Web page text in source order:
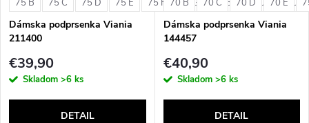
75 B 75 C 75 D 75 E 75 F 75 G 80 B 80 C 80 D
Dámska podprsenka Viania
211400
€39,90
Skladom >6 ks
DETAIL
70 B 70 C 70 D 70 E
Dámska podprsenka Viania
144457
€40,90
Skladom >6 ks
DETAIL